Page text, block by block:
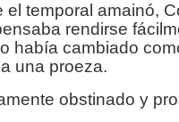
temporal amainó,
rendirse
había cambiado
una proeza.
obstinado y